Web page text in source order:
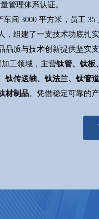
管理体系认证。
3000 平方米，员工 35
，组建了一支技术功底扎
品质与技术创新提供坚实支
工领域，主营钛管、钛板
钛传送轴、钛法兰、钛管
材制品。凭借稳定可靠的